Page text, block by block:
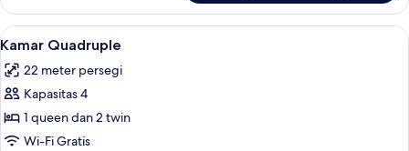
Kamar
Triple
Lihat
semua
foto
untuk
Kamar
Quadruple
Kamar Quadruple | Selimut bulu
5
Kamar Quadruple
22 meter persegi
Kapasitas 4
1 queen dan 2 twin
Wi-Fi Gratis